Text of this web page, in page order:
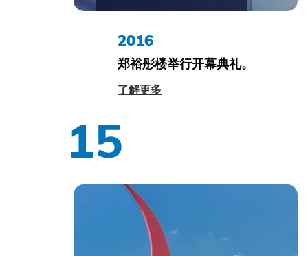
2016
郑裕彤楼举行开幕典礼。
了解更多
15